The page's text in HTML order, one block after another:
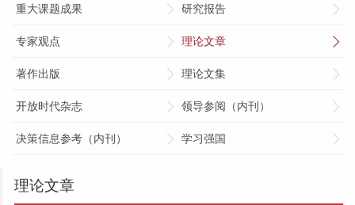
重大课题成果 研究报告
专家观点 理论文章
著作出版 理论文集
开放时代杂志 领导参阅（内刊）
决策信息参考（内刊） 学习强国
理论文章